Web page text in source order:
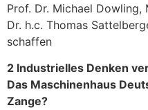
Prof. Dr. Michael Dowling,
Dr. h.c. Thomas
schaffen
2 Industrielles Denken
Das Maschinenhaus
Zange?